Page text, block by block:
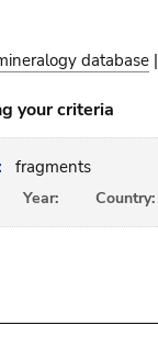
database |
your criteria
fragments
Year: Country: